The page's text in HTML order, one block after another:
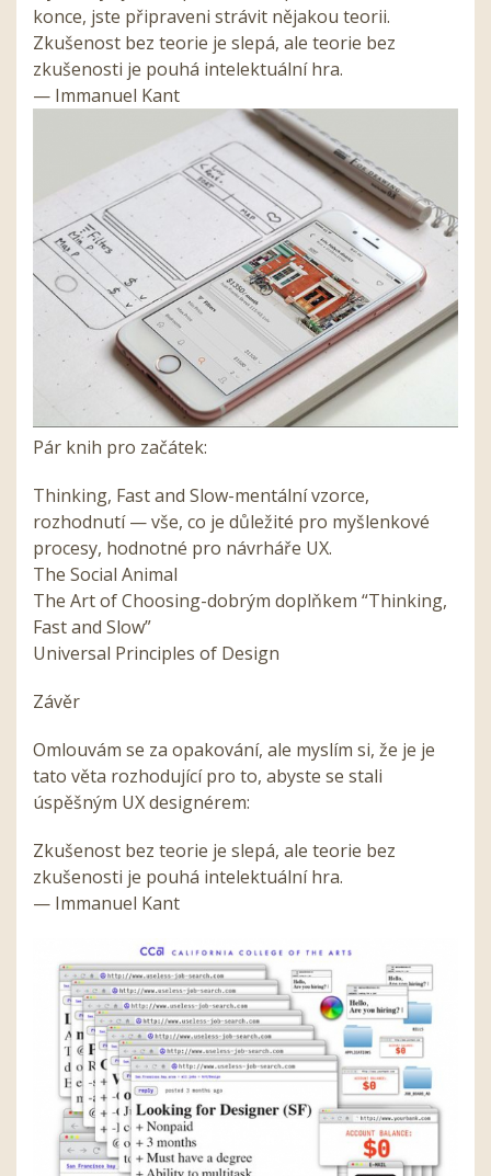
konce, jste připraveni strávit nějakou teorii.
Zkušenost bez teorie je slepá, ale teorie bez
zkušenosti je pouhá intelektuální hra.
— Immanuel Kant
Pár knih pro začátek:
Thinking, Fast and Slow-mentální vzorce,
rozhodnutí — vše, co je důležité pro myšlenkové
procesy, hodnotné pro návrháře UX.
The Social Animal
The Art of Choosing-dobrým doplňkem “Thinking,
Fast and Slow”
Universal Principles of Design
Závěr
Omlouvám se za opakování, ale myslím si, že je je
tato věta rozhodující pro to, abyste se stali
úspěšným UX designérem:
Zkušenost bez teorie je slepá, ale teorie bez
zkušenosti je pouhá intelektuální hra.
— Immanuel Kant